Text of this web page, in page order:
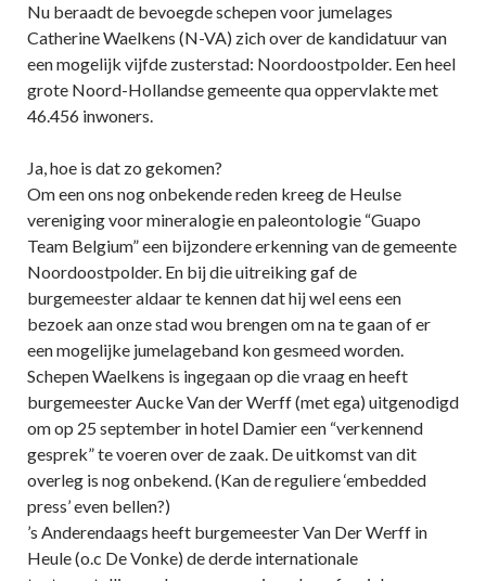
Nu beraadt de bevoegde schepen voor jumelages
Catherine Waelkens (N-VA) zich over de kandidatuur van
een mogelijk vijfde zusterstad: Noordoostpolder. Een heel
grote Noord-Hollandse gemeente qua oppervlakte met
46.456 inwoners.
Ja, hoe is dat zo gekomen?
Om een ons nog onbekende reden kreeg de Heulse
vereniging voor mineralogie en paleontologie “Guapo
Team Belgium” een bijzondere erkenning van de gemeente
Noordoostpolder. En bij die uitreiking gaf de
burgemeester aldaar te kennen dat hij wel eens een
bezoek aan onze stad wou brengen om na te gaan of er
een mogelijke jumelageband kon gesmeed worden.
Schepen Waelkens is ingegaan op die vraag en heeft
burgemeester Aucke Van der Werff (met ega) uitgenodigd
om op 25 september in hotel Damier een “verkennend
gesprek” te voeren over de zaak. De uitkomst van dit
overleg is nog onbekend. (Kan de reguliere ‘embedded
press’ even bellen?)
’s Anderendaags heeft burgemeester Van Der Werff in
Heule (o.c De Vonke) de derde internationale